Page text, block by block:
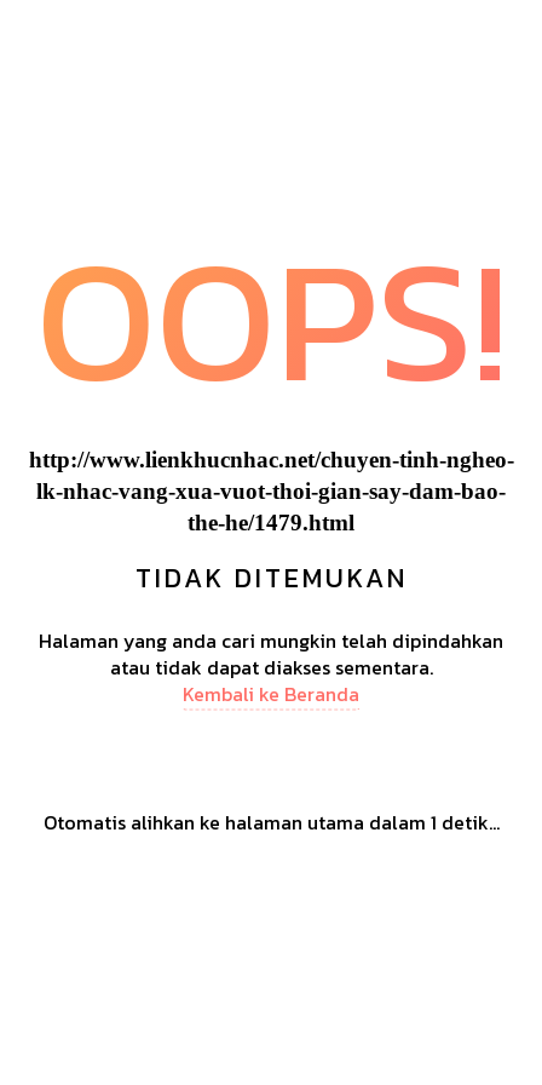
OOPS!
http://www.lienkhucnhac.net/chuyen-tinh-ngheo-
lk-nhac-vang-xua-vuot-thoi-gian-say-dam-bao-
the-he/1479.html
TIDAK DITEMUKAN
Halaman yang anda cari mungkin telah dipindahkan
atau tidak dapat diakses sementara.
Kembali ke Beranda
Otomatis alihkan ke halaman utama dalam 1 detik...